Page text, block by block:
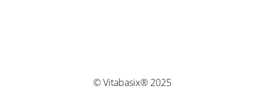
© Vitabasix® 2025